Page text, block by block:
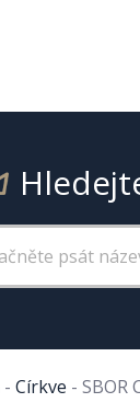
- Církve - SBOR